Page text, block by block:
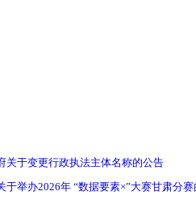
关于变更行政执法主体名称的公告
于举办2026年 “数据要素×”大赛甘肃分